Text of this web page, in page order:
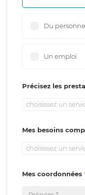
Du
Un emploi
Précisez les
choisissez un
Mes besoins
choisissez un
Mes coordonnées